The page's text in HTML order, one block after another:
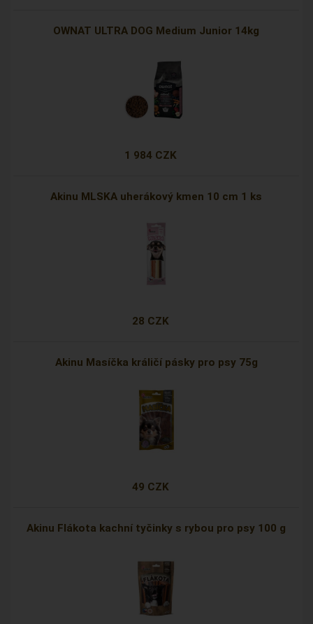
OWNAT ULTRA DOG Medium Junior 14kg
1 984 CZK
Akinu MLSKA uherákový kmen 10 cm 1 ks
28 CZK
Akinu Masíčka králičí pásky pro psy 75g
49 CZK
Akinu Flákota kachní tyčinky s rybou pro psy 100 g